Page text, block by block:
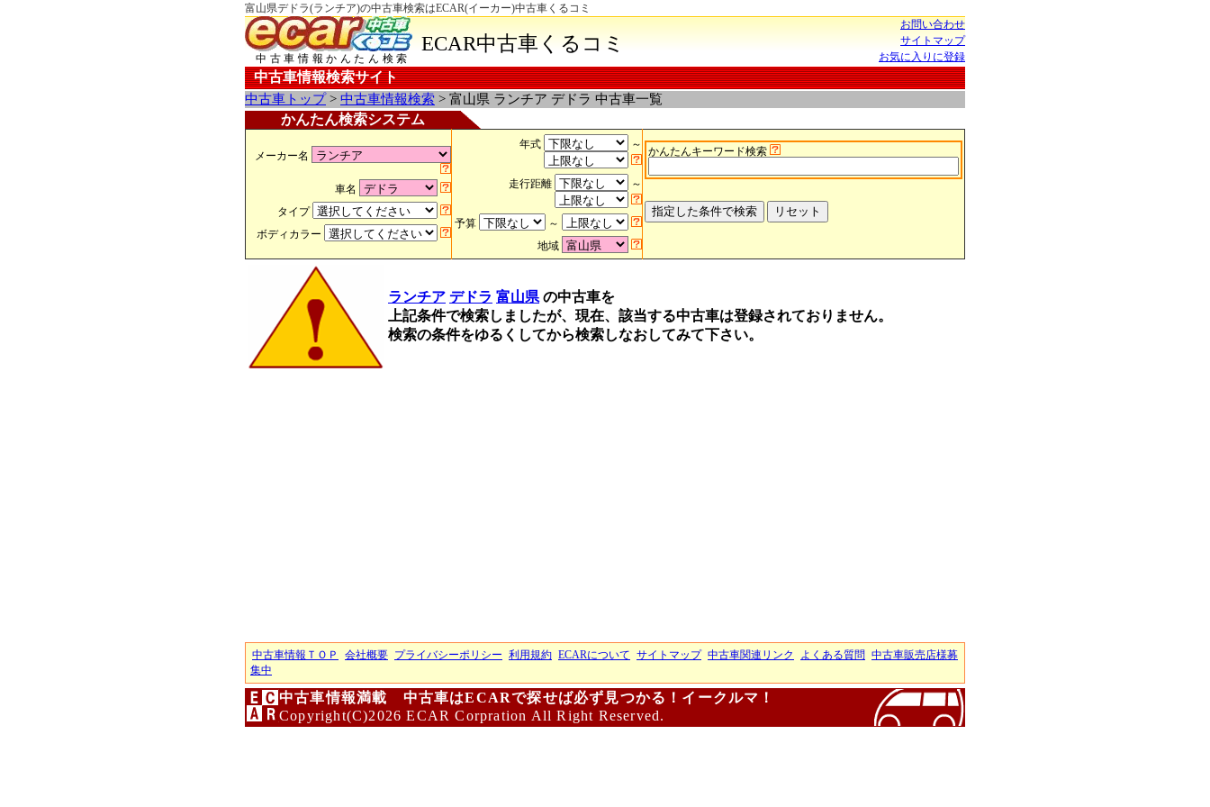
富山県デドラ(ランチア)の中古車検索はECAR(イーカー)中古車くるコミ
中古車情報かんたん検索
ECAR中古車くるコミ
お問い合わせ
サイトマップ
お気に入りに登録
中古車情報検索サイト
中古車トップ> 中古車情報検索 > 富山県 ランチア デドラ 中古車一覧
かんたん検索システム
メーカー名
車名
タイプ
ボディカラー
年式 ～
走行距離 ～
予算
～
地域
かんたんキーワード検索
ランチア デドラ 富山県 の中古車を
上記条件で検索しましたが、現在、該当する中古車は登録されておりません。
検索の条件をゆるくしてから検索しなおしてみて下さい。
中古車情報ＴＯＰ 会社概要 プライバシーポリシー 利用規約 ECARについて サイトマップ 中古車関連リンク よくある質問 中古車販売店様募
集中
中古車情報満載 中古車はECARで探せば必ず見つかる！イークルマ！
Copyright(C)2026 ECAR Corpration All Right Reserved.